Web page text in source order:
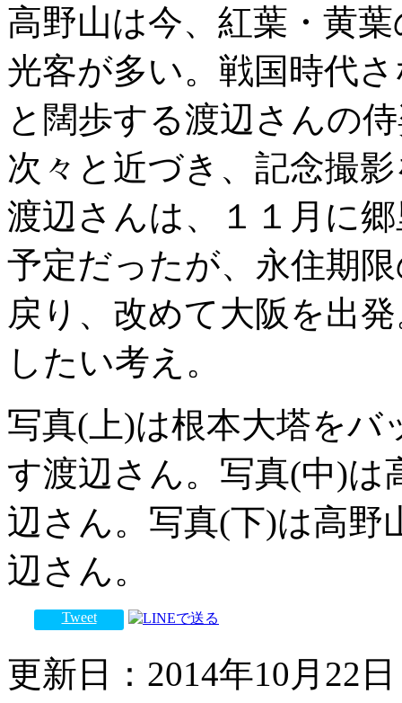
高野山は今、紅葉・黄
光客が多い。戦国時代
と闊歩する渡辺さんの
次々と近づき、記念撮
渡辺さんは、１１月に
予定だったが、永住期
戻り、改めて大阪を出
したい考え。
写真(上)は根本大塔をバ
す渡辺さん。写真(中)は
辺さん。写真(下)は高野
辺さん。
Tweet
更新日：2014年10月22